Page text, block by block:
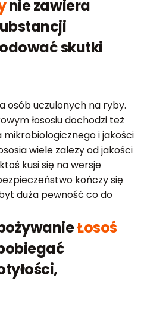
nie zawiera
skutki
osób uczulonych na ryby.
łososiu dochodzi też
i jakości
wiele zależy od jakości
kusi się na wersje
kończy się
duża pewność co do
Łosoś